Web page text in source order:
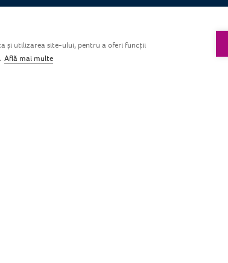
și utilizarea site-ului, pentru a oferi funcții
Află mai multe